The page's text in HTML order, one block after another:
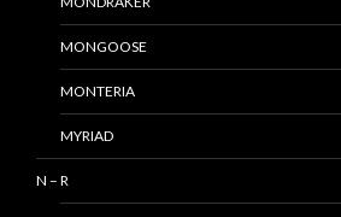
MONGOOSE
MONTERIA
MYRIAD
N – R